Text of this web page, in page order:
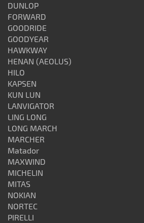
DUNLOP
FORWARD
GOODRIDE
GOODYEAR
HAWKWAY
HENAN (AEOLUS)
HILO
KAPSEN
KUN LUN
LANVIGATOR
LING LONG
LONG MARCH
MARCHER
Matador
MAXWIND
MICHELIN
MITAS
NOKIAN
NORTEC
PIRELLI